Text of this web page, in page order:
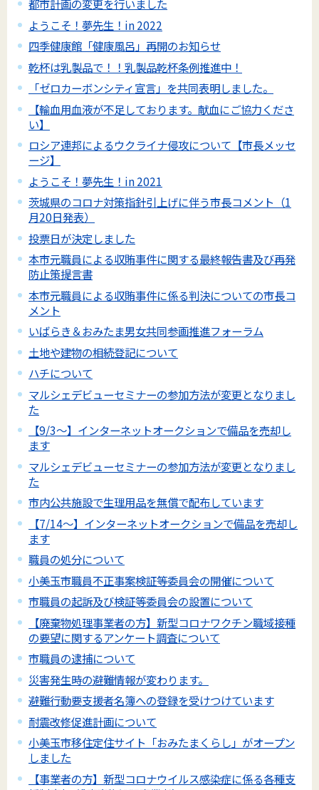
都市計画の変更を行いました
ようこそ！夢先生！in 2022
四季健康館「健康風呂」再開のお知らせ
乾杯は乳製品で！！乳製品乾杯条例推進中！
「ゼロカーボンシティ宣言」を共同表明しました。
【輸血用血液が不足しております。献血にご協力くださ
い】
ロシア連邦によるウクライナ侵攻について【市長メッセ
ージ】
ようこそ！夢先生！in 2021
茨城県のコロナ対策指針引上げに伴う市長コメント（1
月20日発表）
投票日が決定しました
本市元職員による収賄事件に関する最終報告書及び再発
防止策提言書
本市元職員による収賄事件に係る判決についての市長コ
メント
いばらき＆おみたま男女共同参画推進フォーラム
土地や建物の相続登記について
ハチについて
マルシェデビューセミナーの参加方法が変更となりまし
た
【9/3～】インターネットオークションで備品を売却し
ます
マルシェデビューセミナーの参加方法が変更となりまし
た
市内公共施設で生理用品を無償で配布しています
【7/14～】インターネットオークションで備品を売却し
ます
職員の処分について
小美玉市職員不正事案検証等委員会の開催について
市職員の起訴及び検証等委員会の設置について
【廃棄物処理事業者の方】新型コロナワクチン職域接種
の要望に関するアンケート調査について
市職員の逮捕について
災害発生時の避難情報が変わります。
避難行動要支援者名簿への登録を受けつけています
耐震改修促進計画について
小美玉市移住定住サイト「おみたまくらし」がオープン
しました
【事業者の方】新型コロナウイルス感染症に係る各種支